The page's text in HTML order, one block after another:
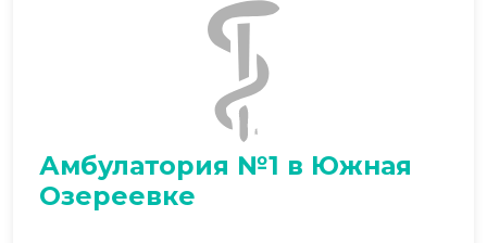
Амбулатория №1 в Южная
Озереевке